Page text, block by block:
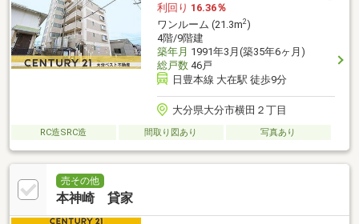
利回り 16.36％
ワンルーム (21.3m2)
4階/9階建
築年月 1991年3月(築35年6ヶ月)
総戸数46戸
日豊本線 大在駅 徒歩9分
大分県大分市横田２丁目
RC造SRC造 間取り図あり 写真あり
売その他
本神崎 貸家